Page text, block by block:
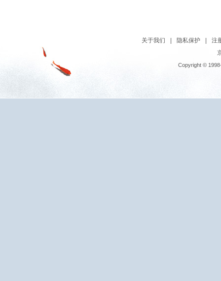
关于我们 隐私保护
注
Copyright ©